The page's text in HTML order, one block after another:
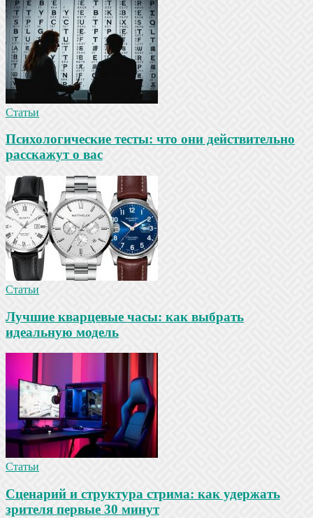
Статьи
Психологические тесты: что они действительно
расскажут о вас
Статьи
Лучшие кварцевые часы: как выбрать
идеальную модель
Статьи
Сценарий и структура стрима: как удержать
зрителя первые 30 минут